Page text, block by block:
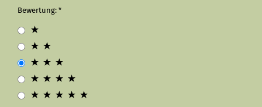
Bewertung: